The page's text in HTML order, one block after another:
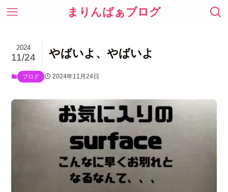
まりんばぁブログ
やばいよ、やばいよ
2024
11/24
ブログ 2024年11月24日